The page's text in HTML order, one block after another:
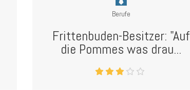
Berufe
Frittenbuden-Besitzer: "Auf
die Pommes was drau...